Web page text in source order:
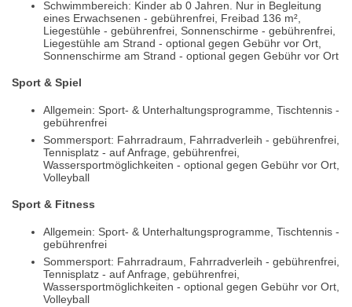
Schwimmbereich: Kinder ab 0 Jahren. Nur in Begleitung
eines Erwachsenen - gebührenfrei, Freibad 136 m²,
Liegestühle - gebührenfrei, Sonnenschirme - gebührenfrei,
Liegestühle am Strand - optional gegen Gebühr vor Ort,
Sonnenschirme am Strand - optional gegen Gebühr vor Ort
Sport & Spiel
Allgemein: Sport- & Unterhaltungsprogramme, Tischtennis -
gebührenfrei
Sommersport: Fahrradraum, Fahrradverleih - gebührenfrei,
Tennisplatz - auf Anfrage, gebührenfrei,
Wassersportmöglichkeiten - optional gegen Gebühr vor Ort,
Volleyball
Sport & Fitness
Allgemein: Sport- & Unterhaltungsprogramme, Tischtennis -
gebührenfrei
Sommersport: Fahrradraum, Fahrradverleih - gebührenfrei,
Tennisplatz - auf Anfrage, gebührenfrei,
Wassersportmöglichkeiten - optional gegen Gebühr vor Ort,
Volleyball